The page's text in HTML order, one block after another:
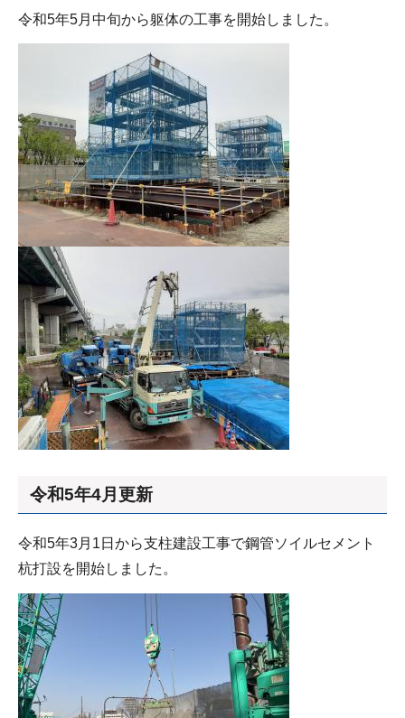
令和5年5月中旬から躯体の工事を開始しました。
令和5年4月更新
令和5年3月1日から支柱建設工事で鋼管ソイルセメント
杭打設を開始しました。